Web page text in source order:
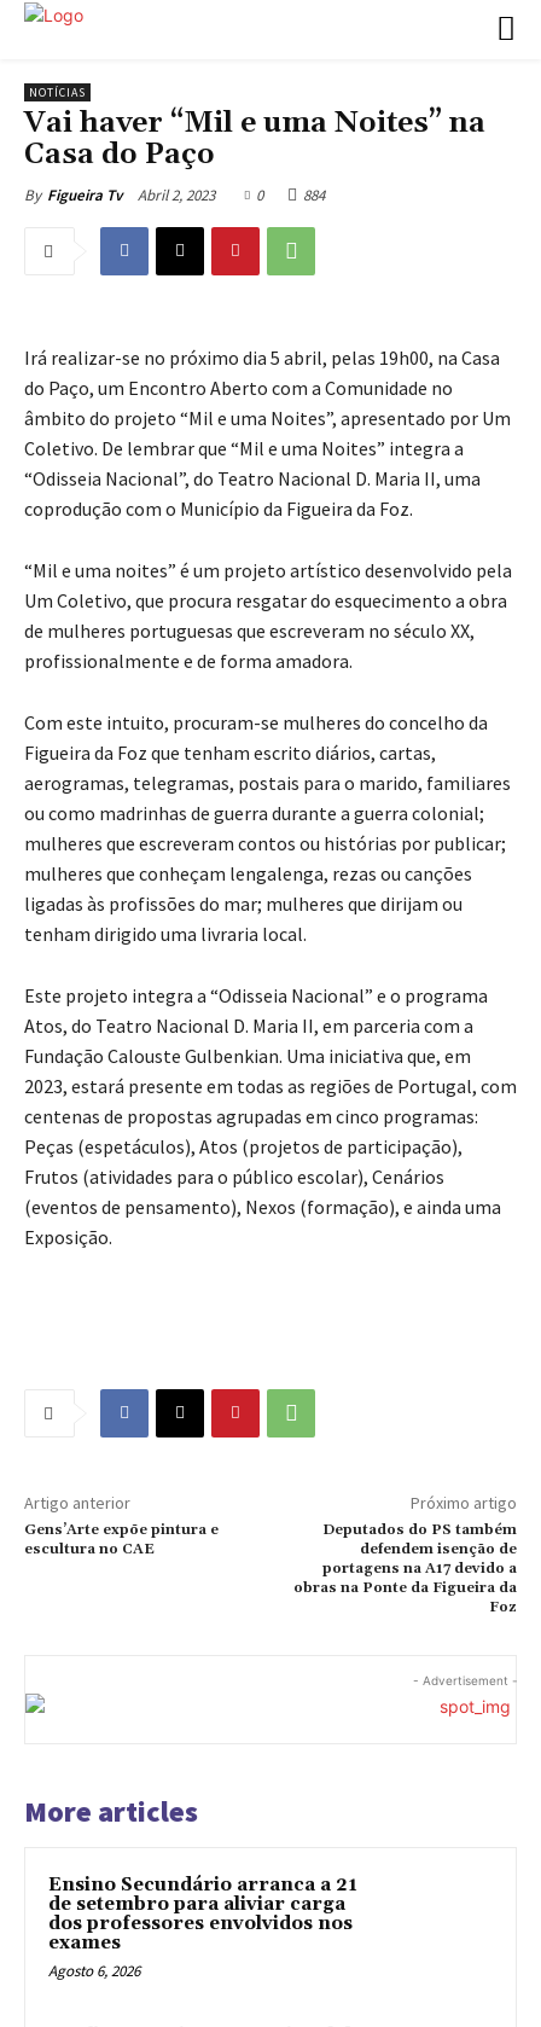
NOTÍCIAS
Vai haver “Mil e uma Noites” na
Casa do Paço
By Figueira Tv Abril 2, 2023 0 884
Irá realizar-se no próximo dia 5 abril, pelas 19h00, na Casa
do Paço, um Encontro Aberto com a Comunidade no
âmbito do projeto “Mil e uma Noites”, apresentado por Um
Coletivo. De lembrar que “Mil e uma Noites” integra a
“Odisseia Nacional”, do Teatro Nacional D. Maria II, uma
coprodução com o Município da Figueira da Foz.
“Mil e uma noites” é um projeto artístico desenvolvido pela
Um Coletivo, que procura resgatar do esquecimento a obra
de mulheres portuguesas que escreveram no século XX,
profissionalmente e de forma amadora.
Com este intuito, procuram-se mulheres do concelho da
Figueira da Foz que tenham escrito diários, cartas,
aerogramas, telegramas, postais para o marido, familiares
ou como madrinhas de guerra durante a guerra colonial;
mulheres que escreveram contos ou histórias por publicar;
mulheres que conheçam lengalenga, rezas ou canções
ligadas às profissões do mar; mulheres que dirijam ou
tenham dirigido uma livraria local.
Este projeto integra a “Odisseia Nacional” e o programa
Atos, do Teatro Nacional D. Maria II, em parceria com a
Fundação Calouste Gulbenkian. Uma iniciativa que, em
2023, estará presente em todas as regiões de Portugal, com
centenas de propostas agrupadas em cinco programas:
Peças (espetáculos), Atos (projetos de participação),
Frutos (atividades para o público escolar), Cenários
(eventos de pensamento), Nexos (formação), e ainda uma
Exposição.
Artigo anterior
Gens’Arte expõe pintura e
escultura no CAE
Próximo artigo
Deputados do PS também
defendem isenção de
portagens na A17 devido a
obras na Ponte da Figueira da
Foz
- Advertisement -
More articles
Ensino Secundário arranca a 21
de setembro para aliviar carga
dos professores envolvidos nos
exames
Agosto 6, 2026